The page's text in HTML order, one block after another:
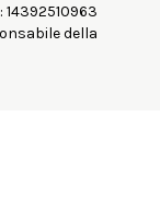
14392510963
della